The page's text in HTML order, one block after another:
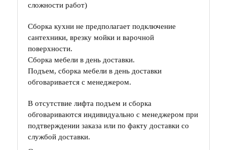
сложности работ)
Сборка кухни не предполагает подключение
сантехники, врезку мойки и варочной
поверхности.
Сборка мебели в день доставки.
Подъем, сборка мебели в день доставки
обговаривается с менеджером.
В отсутствие лифта подъем и сборка
обговариваются индивидуально с менеджером при
подтверждении заказа или по факту доставки со
службой доставки.